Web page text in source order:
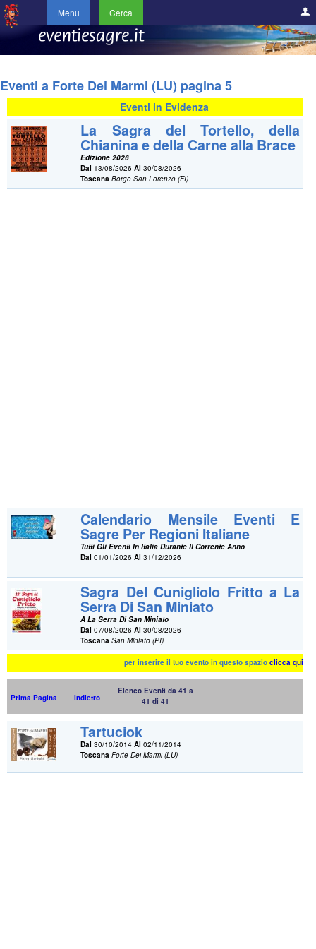
Menu Cerca
Eventi a Forte Dei Marmi (LU) pagina 5
Eventi in Evidenza
La Sagra del Tortello, della
Chianina e della Carne alla Brace
Edizione 2026
Dal 13/08/2026Al 30/08/2026
Toscana Borgo San Lorenzo (FI)
Calendario Mensile Eventi E
Sagre Per Regioni Italiane
Tutti Gli Eventi In Italia Durante Il Corrente Anno
Dal 01/01/2026Al 31/12/2026
Sagra Del Cunigliolo Fritto a La
Serra Di San Miniato
A La Serra Di San Miniato
Dal 07/08/2026Al 30/08/2026
Toscana San Miniato (PI)
per inserire il tuo evento in questo spazioclicca qui
Prima Pagina Indietro
Elenco Eventi da 41 a
41 di 41
Tartuciok
Dal 30/10/2014Al 02/11/2014
Toscana Forte Dei Marmi (LU)